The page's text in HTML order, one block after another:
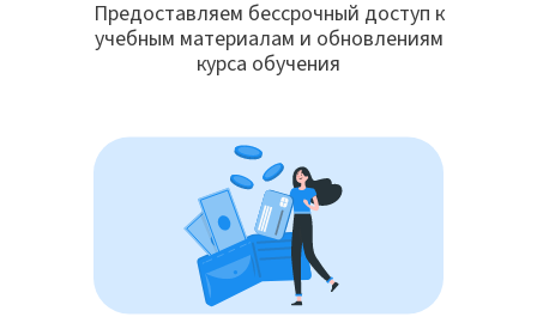
Предоставляем бессрочный доступ к
учебным материалам и обновлениям
курса обучения